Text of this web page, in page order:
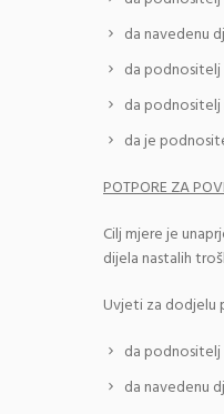
da navedenu
da podnositelj
da
da je
POTPORE ZA
Cilj mjere je
dijela nastalih
Uvjeti za dodjelu
da podnositelj
da navedenu